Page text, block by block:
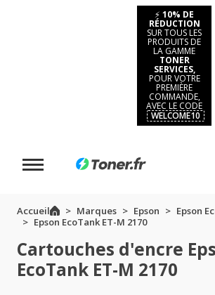
⚡ 10% DE
RÉDUCTION
SUR TOUS LES
PRODUITS DE
LA GAMME
TONER
SERVICES,
POUR VOTRE
PREMIÈRE
COMMANDE,
AVEC LE CODE
WELCOME10
Accueil Marques Epson
Epson
Epson EcoTank ET-M 2170
Cartouches d'encre
EcoTank ET-M 2170